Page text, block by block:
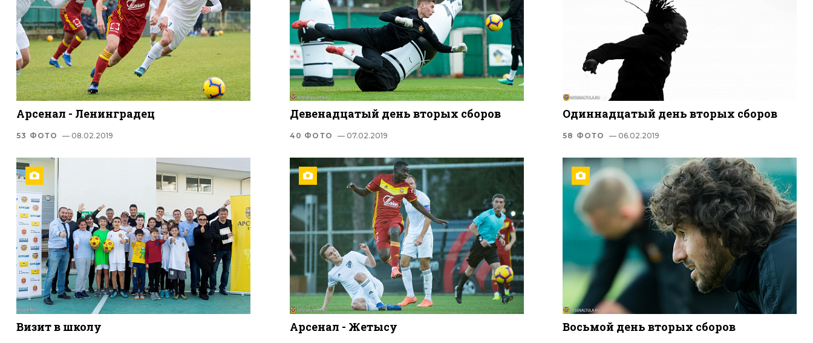
Арсенал - Ленинградец
53 ФОТО — 08.02.2019
Девенадцатый день вторых сборов
40 ФОТО — 07.02.2019
Одиннадцатый день вторых сборов
58 ФОТО — 06.02.2019
Визит в школу Арсенал - Жетысу Восьмой день вторых сборов